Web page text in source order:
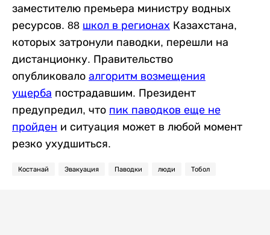
заместителю премьера министру водных
ресурсов. 88 школ в регионах Казахстана,
которых затронули паводки, перешли на
дистанционку. Правительство
опубликовало алгоритм возмещения
ущерба пострадавшим. Президент
предупредил, что пик паводков еще не
пройден и ситуация может в любой момент
резко ухудшиться.
Костанай Эвакуация Паводки люди Тобол